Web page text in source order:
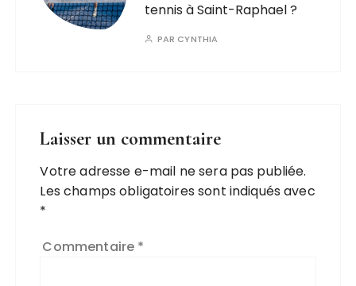
tennis à Saint-Raphael ?
PAR CYNTHIA
Laisser un commentaire
Votre adresse e-mail ne sera pas publiée.
Les champs obligatoires sont indiqués avec
*
Commentaire *